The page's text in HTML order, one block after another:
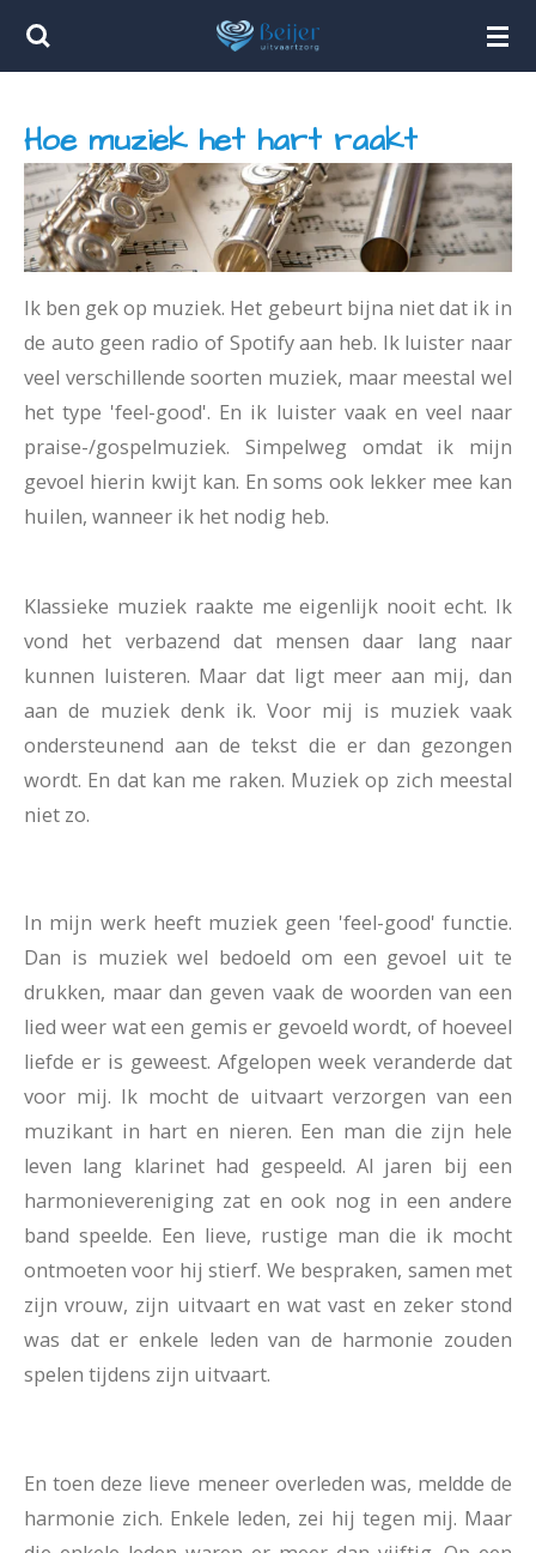
Ga
de
hoofdinhoud
Hoe muziek het hart raakt
Ik ben gek op muziek. Het gebeurt bijna niet dat ik in
de auto geen radio of Spotify aan heb. Ik luister naar
veel verschillende soorten muziek, maar meestal wel
het type 'feel-good'. En ik luister vaak en veel naar
praise-/gospelmuziek. Simpelweg omdat ik mijn
gevoel hierin kwijt kan. En soms ook lekker mee kan
huilen, wanneer ik het nodig heb.
Klassieke muziek raakte me eigenlijk nooit echt. Ik
vond het verbazend dat mensen daar lang naar
kunnen luisteren. Maar dat ligt meer aan mij, dan
aan de muziek denk ik. Voor mij is muziek vaak
ondersteunend aan de tekst die er dan gezongen
wordt. En dat kan me raken. Muziek op zich meestal
niet zo.
In mijn werk heeft muziek geen 'feel-good' functie.
Dan is muziek wel bedoeld om een gevoel uit te
drukken, maar dan geven vaak de woorden van een
lied weer wat een gemis er gevoeld wordt, of hoeveel
liefde er is geweest. Afgelopen week veranderde dat
voor mij. Ik mocht de uitvaart verzorgen van een
muzikant in hart en nieren. Een man die zijn hele
leven lang klarinet had gespeeld. Al jaren bij een
harmonievereniging zat en ook nog in een andere
band speelde. Een lieve, rustige man die ik mocht
ontmoeten voor hij stierf. We bespraken, samen met
zijn vrouw, zijn uitvaart en wat vast en zeker stond
was dat er enkele leden van de harmonie zouden
spelen tijdens zijn uitvaart.
En toen deze lieve meneer overleden was, meldde de
harmonie zich. Enkele leden, zei hij tegen mij. Maar